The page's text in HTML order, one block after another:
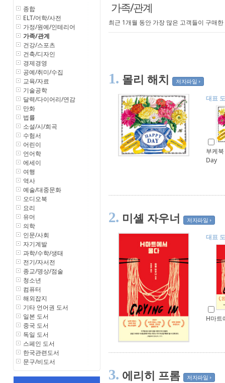
종합
ELT/어학/사전
가정/원예/인테리어
가족/관계
건강/스포츠
건축/디자인
경제경영
공예/취미/수집
교육/자료
기술공학
달력/다이어리/연감
만화
법률
소설/시/희곡
수험서
어린이
언어학
에세이
여행
역사
예술/대중문화
오디오북
요리
유머
의학
인문/사회
자기계발
과학/수학/생태
전기/자서전
종교/명상/점술
청소년
컴퓨터
해외잡지
기타 언어권 도서
일본 도서
중국 도서
독일 도서
스페인 도서
한국관련도서
문구/비도서
가족/관계
최근 1개월 동안 가장 많은 고객들이 구매
1. 몰리 해치 저자파일
대표
부케
Day
2. 미셸 자우너 저자파일
대표
H마트
3. 에리히 프롬 저자파일